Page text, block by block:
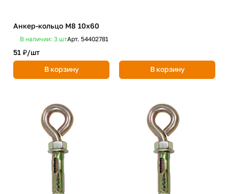
Анкер-кольцо М8 10х60
В наличии: 3 штАрт. 54402781
51 ₽/шт
В корзину
В корзину